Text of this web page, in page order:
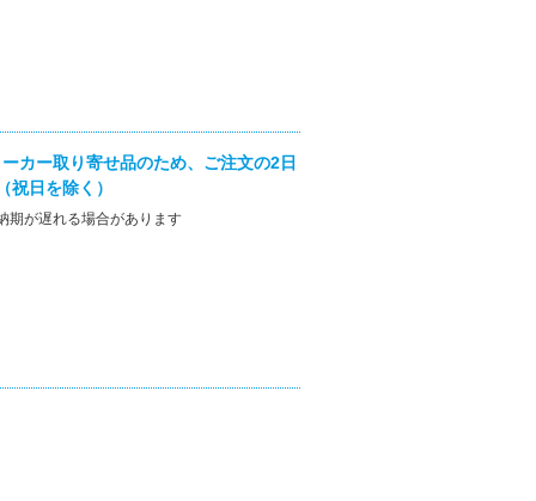
カー取り寄せ品のため、ご注文の2日
祝日を除く）
期が遅れる場合があります